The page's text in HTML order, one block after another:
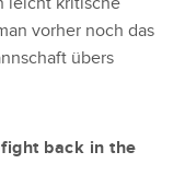
vorher noch das
übers
back in the